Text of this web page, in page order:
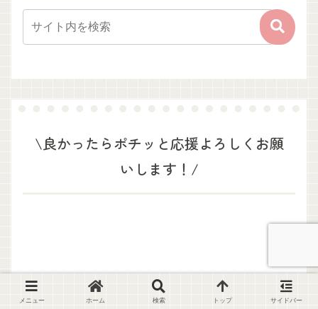
\良かったらポチッと応援よろしくお願
いします！/
メニュー ホーム 検索 トップ サイドバー